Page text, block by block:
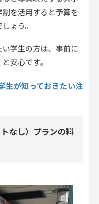
を活用すると予算を
ょう。
学生の方は、事前に
安心です。
生が知っておきたい注
なし）プランの料